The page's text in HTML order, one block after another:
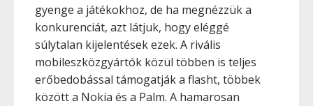
gyenge a játékokhoz, de ha megnézzük a
konkurenciát, azt látjuk, hogy eléggé
súlytalan kijelentések ezek. A rivális
mobileszközgyártók közül többen is teljes
erőbedobással támogatják a flasht, többek
között a Nokia és a Palm. A hamarosan